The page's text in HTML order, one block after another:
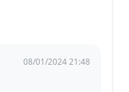
08/01/2024 21:48